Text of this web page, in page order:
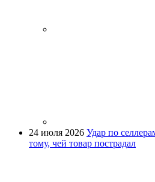
24 июля 2026 Удар по
тому, чей товар пострадал